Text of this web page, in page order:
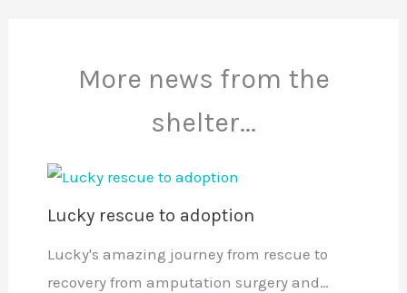
More news from the
shelter...
Lucky rescue to adoption
Lucky's amazing journey from rescue to
recovery from amputation surgery and…